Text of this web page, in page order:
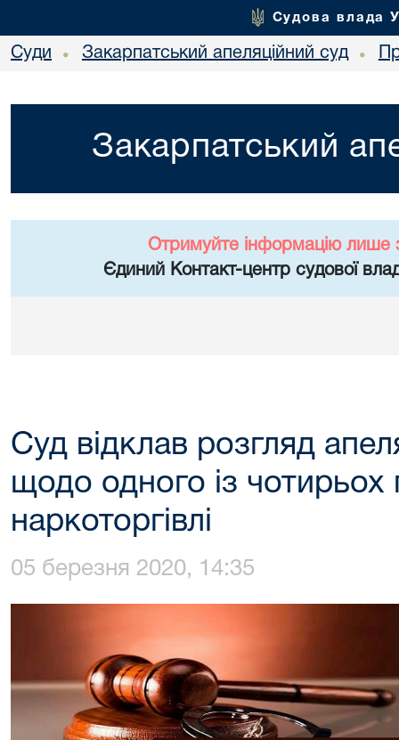
Судова влада
Суди • Закарпатський апеляційний суд •
Закарпатський
Отримуйте інформацію лише
Єдиний Контакт-центр судової
Суд відклав розгляд
щодо одного із чотирьох
наркоторгівлі
05 березня 2020, 14:35